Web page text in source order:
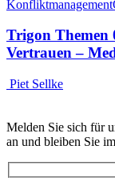
Konfliktmanagement
Trigon Themen
Vertrauen –
Piet Sellke
Melden Sie sich für
an und bleiben Sie